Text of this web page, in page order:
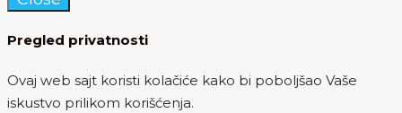
Pregled privatnosti
Ovaj web sajt koristi kolačiće kako bi poboljšao Vaše
iskustvo prilikom korišćenja.